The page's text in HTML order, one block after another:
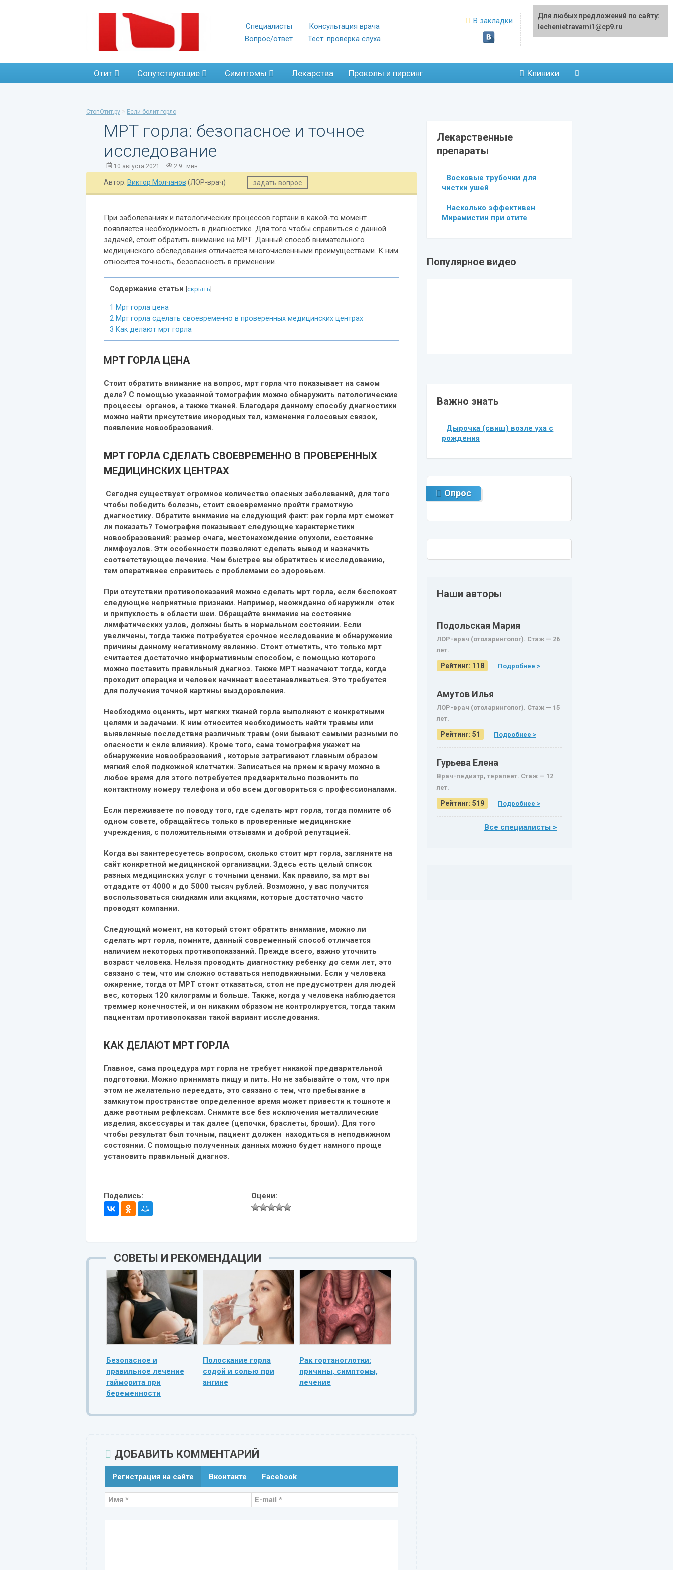
Специалисты
Вопрос/ответ
Консультация врача
Тест: проверка слуха
В закладки
Отит Сопутствующие Симптомы Лекарства Проколы и пирсинг Клиники
СтопОтит.ру » Если болит горло
МРТ горла: безопасное и точное
исследование
10 августа 2021 2.9 мин.
Автор: Виктор Молчанов (ЛОР-врач) задать вопрос
При заболеваниях и патологических процессов гортани в какой-то момент
появляется необходимость в диагностике. Для того чтобы справиться с данной
задачей, стоит обратить внимание на МРТ. Данный способ внимательного
медицинского обследования отличается многочисленными преимуществами. К ним
относится точность, безопасность в применении.
Содержание статьи [скрыть]
1 Мрт горла цена
2 Мрт горла сделать своевременно в проверенных медицинских центрах
3 Как делают мрт горла
МРТ ГОРЛА ЦЕНА
Стоит обратить внимание на вопрос, мрт горла что показывает на самом
деле? С помощью указанной томографии можно обнаружить патологические
процессы органов, а также тканей. Благодаря данному способу диагностики
можно найти присутствие инородных тел, изменения голосовых связок,
появление новообразований.
МРТ ГОРЛА СДЕЛАТЬ СВОЕВРЕМЕННО В ПРОВЕРЕННЫХ
МЕДИЦИНСКИХ ЦЕНТРАХ
Сегодня существует огромное количество опасных заболеваний, для того
чтобы победить болезнь, стоит своевременно пройти грамотную
диагностику. Обратите внимание на следующий факт: рак горла мрт сможет
ли показать? Томография показывает следующие характеристики
новообразований: размер очага, местонахождение опухоли, состояние
лимфоузлов. Эти особенности позволяют сделать вывод и назначить
соответствующее лечение. Чем быстрее вы обратитесь к исследованию,
тем оперативнее справитесь с проблемами со здоровьем.
При отсутствии противопоказаний можно сделать мрт горла, если беспокоят
следующие неприятные признаки. Например, неожиданно обнаружили отек
и припухлость в области шеи. Обращайте внимание на состояние
лимфатических узлов, должны быть в нормальном состоянии. Если
увеличены, тогда также потребуется срочное исследование и обнаружение
причины данному негативному явлению. Стоит отметить, что только мрт
считается достаточно информативным способом, с помощью которого
можно поставить правильный диагноз. Также МРТ назначают тогда, когда
проходит операция и человек начинает восстанавливаться. Это требуется
для получения точной картины выздоровления.
Необходимо оценить, мрт мягких тканей горла выполняют с конкретными
целями и задачами. К ним относится необходимость найти травмы или
выявленные последствия различных травм (они бывают самыми разными по
опасности и силе влияния). Кроме того, сама томография укажет на
обнаружение новообразований , которые затрагивают главным образом
мягкий слой подкожной клетчатки. Записаться на прием к врачу можно в
любое время для этого потребуется предварительно позвонить по
контактному номеру телефона и обо всем договориться с профессионалами.
Если переживаете по поводу того, где сделать мрт горла, тогда помните об
одном совете, обращайтесь только в проверенные медицинские
учреждения, с положительными отзывами и доброй репутацией.
Когда вы заинтересуетесь вопросом, сколько стоит мрт горла, загляните на
сайт конкретной медицинской организации. Здесь есть целый список
разных медицинских услуг с точными ценами. Как правило, за мрт вы
отдадите от 4000 и до 5000 тысяч рублей. Возможно, у вас получится
воспользоваться скидками или акциями, которые достаточно часто
проводят компании.
Следующий момент, на который стоит обратить внимание, можно ли
сделать мрт горла, помните, данный современный способ отличается
наличием некоторых противопоказаний. Прежде всего, важно уточнить
возраст человека. Нельзя проводить диагностику ребенку до семи лет, это
связано с тем, что им сложно оставаться неподвижными. Если у человека
ожирение, тогда от МРТ стоит отказаться, стол не предусмотрен для людей
вес, которых 120 килограмм и больше. Также, когда у человека наблюдается
треммер конечностей, и он никаким образом не контролируется, тогда таким
пациентам противопоказан такой вариант исследования.
КАК ДЕЛАЮТ МРТ ГОРЛА
Главное, сама процедура мрт горла не требует никакой предварительной
подготовки. Можно принимать пищу и пить. Но не забывайте о том, что при
этом не желательно переедать, это связано с тем, что пребывание в
замкнутом пространстве определенное время может привести к тошноте и
даже рвотным рефлексам. Снимите все без исключения металлические
изделия, аксессуары и так далее (цепочки, браслеты, броши). Для того
чтобы результат был точным, пациент должен находиться в неподвижном
состоянии. С помощью полученных данных можно будет намного проще
установить правильный диагноз.
Поделись: Оцени:
СОВЕТЫ И РЕКОМЕНДАЦИИ
Безопасное и
правильное лечение
гайморита при
беременности
Полоскание горла
содой и солью при
ангине
Рак гортаноглотки:
причины, симптомы,
лечение
ДОБАВИТЬ КОММЕНТАРИЙ
Регистрация на сайте Вконтакте Facebook
Лекарственные
препараты
Восковые трубочки для
чистки ушей
Насколько эффективен
Мирамистин при отите
Популярное видео
Важно знать
Дырочка (свищ) возле уха с
рождения
Опрос
Наши авторы
Подольская Мария
ЛОР-врач (отоларинголог). Стаж — 26
лет.
Рейтинг: 118 Подробнее >
Амутов Илья
ЛОР-врач (отоларинголог). Стаж — 15
лет.
Рейтинг: 51 Подробнее >
Гурьева Елена
Врач-педиатр, терапевт. Стаж — 12
лет.
Рейтинг: 519 Подробнее >
Все специалисты >
Для любых предложений по сайту:
lechenietravami1@cp9.ru